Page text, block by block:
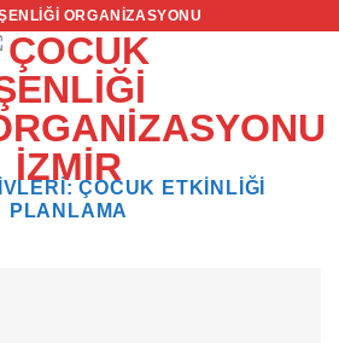
ORGANIZASYONU
ÇOCUK ETKINLIĞI
PLANLAMA